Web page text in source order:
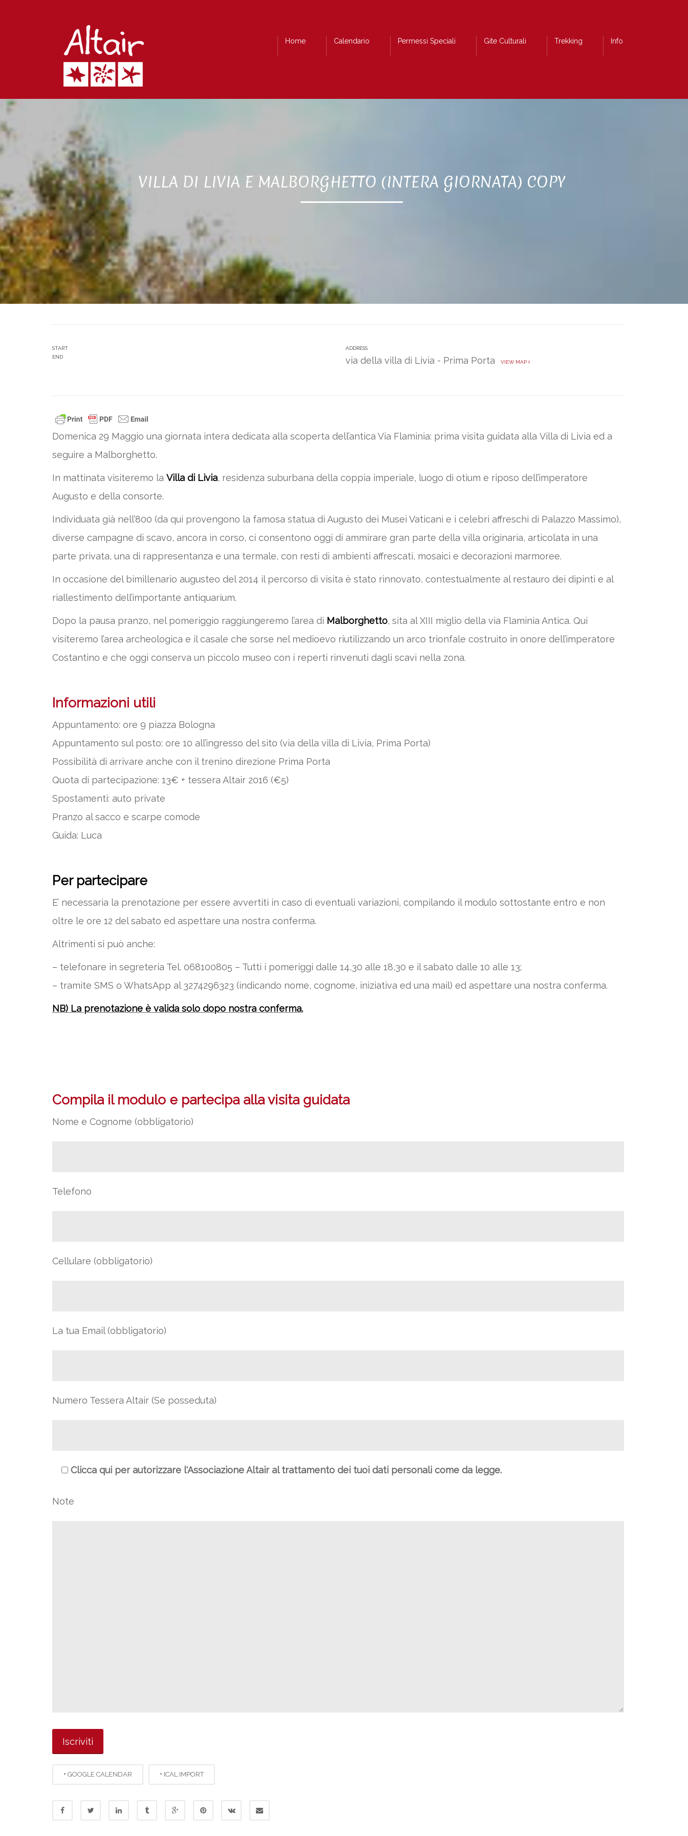
Home Calendario Permessi Speciali Gite Culturali Trekking Info
VILLA DI LIVIA E MALBORGHETTO (INTERA GIORNATA) COPY
START
END
ADDRESS
via della villa di Livia - Prima Porta VIEW MAP
Domenica 29 Maggio una giornata intera dedicata alla scoperta dell’antica Via Flaminia: prima visita guidata alla Villa di Livia ed a
seguire a Malborghetto.
In mattinata visiteremo la Villa di Livia, residenza suburbana della coppia imperiale, luogo di otium e riposo dell’imperatore
Augusto e della consorte.
Individuata già nell’800 (da qui provengono la famosa statua di Augusto dei Musei Vaticani e i celebri affreschi di Palazzo Massimo),
diverse campagne di scavo, ancora in corso, ci consentono oggi di ammirare gran parte della villa originaria, articolata in una
parte privata, una di rappresentanza e una termale, con resti di ambienti affrescati, mosaici e decorazioni marmoree.
In occasione del bimillenario augusteo del 2014 il percorso di visita è stato rinnovato, contestualmente al restauro dei dipinti e al
riallestimento dell’importante antiquarium.
Dopo la pausa pranzo, nel pomeriggio raggiungeremo l’area di Malborghetto, sita al XIII miglio della via Flaminia Antica. Qui
visiteremo l’area archeologica e il casale che sorse nel medioevo riutilizzando un arco trionfale costruito in onore dell’imperatore
Costantino e che oggi conserva un piccolo museo con i reperti rinvenuti dagli scavi nella zona.
Informazioni utili
Appuntamento: ore 9 piazza Bologna
Appuntamento sul posto: ore 10 all’ingresso del sito (via della villa di Livia, Prima Porta)
Possibilità di arrivare anche con il trenino direzione Prima Porta
Quota di partecipazione: 13€ + tessera Altair 2016 (€5)
Spostamenti: auto private
Pranzo al sacco e scarpe comode
Guida: Luca
Per partecipare
E’ necessaria la prenotazione per essere avvertiti in caso di eventuali variazioni, compilando il modulo sottostante entro e non
oltre le ore 12 del sabato ed aspettare una nostra conferma.
Altrimenti si può anche:
– telefonare in segreteria Tel. 068100805 – Tutti i pomeriggi dalle 14,30 alle 18,30 e il sabato dalle 10 alle 13;
– tramite SMS o WhatsApp al 3274296323 (indicando nome, cognome, iniziativa ed una mail) ed aspettare una nostra conferma.
NB) La prenotazione è valida solo dopo nostra conferma.
Compila il modulo e partecipa alla visita guidata
Nome e Cognome (obbligatorio)
Telefono
Cellulare (obbligatorio)
La tua Email (obbligatorio)
Numero Tessera Altair (Se posseduta)
Clicca qui per autorizzare l'Associazione Altair al trattamento dei tuoi dati personali come da legge.
Note
+ GOOGLE CALENDAR + ICAL IMPORT